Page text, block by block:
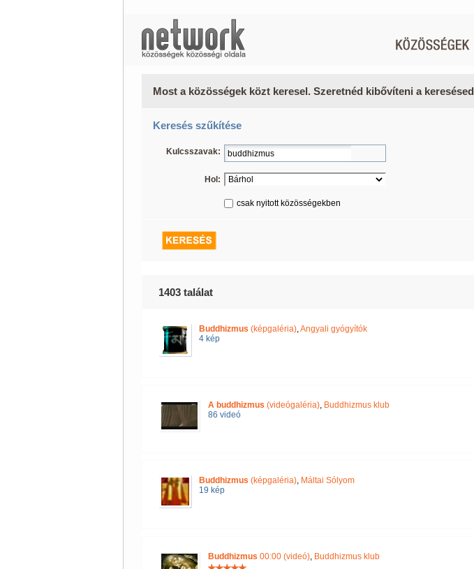
Most a közösségek közt keresel. Szeretnéd kibővíteni a keresésed
Keresés szűkítése
Kulcsszavak:
Hol:
csak nyitott közösségekben
1403 találat
Buddhizmus (képgaléria),Angyali gyógyítók
4 kép
A buddhizmus (videógaléria), Buddhizmus klub
86 videó
Buddhizmus (képgaléria), Máltai Sólyom
19 kép
Buddhizmus 00:00 (videó), Buddhizmus klub